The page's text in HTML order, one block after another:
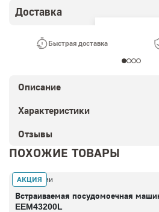
Доставка
Быстрая доставка
Описание
Характеристики
Отзывы
ПОХОЖИЕ ТОВАРЫ
АКЦИЯ
В наличии
Встраиваемая посудомоечная
EEM43200L